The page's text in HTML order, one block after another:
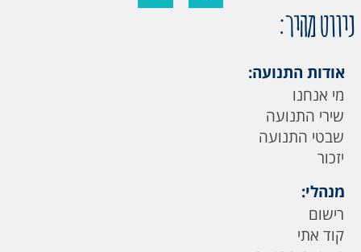
ניווט מהיר:
אודות התנועה:
מי אנחנו
שירי התנועה
שבטי התנועה
יזכור
מנהלי:
רישום
קוד אתי